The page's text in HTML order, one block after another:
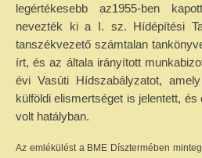
legértékesebb az1955-ben
nevezték ki a I. sz. Hídépítési
tanszékvezető számtalan
írt, és az általa irányított
évi Vasúti Hídszabályzatot,
külföldi elismertséget is jelentett,
volt hatályban.
Az emlékülést a BME Dísztermében